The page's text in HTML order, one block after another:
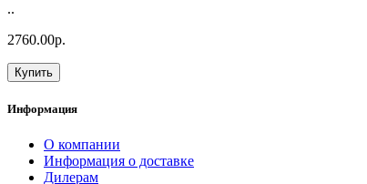
..
2760.00р.
Купить
Информация
О компании
Информация о доставке
Дилерам